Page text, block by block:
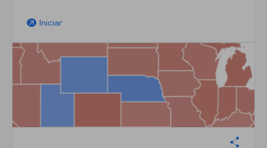
arrow_outward Iniciar